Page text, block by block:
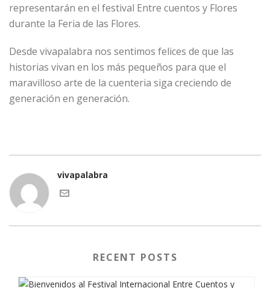
representarán en el festival Entre cuentos y Flores
durante la Feria de las Flores.
Desde vivapalabra nos sentimos felices de que las
historias vivan en los más pequeños para que el
maravilloso arte de la cuenteria siga creciendo de
generación en generación.
vivapalabra
RECENT POSTS